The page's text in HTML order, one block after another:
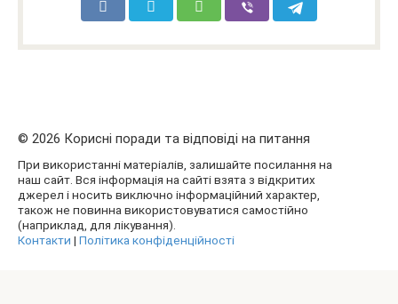
© 2026 Корисні поради та відповіді на питання
При використанні матеріалів, залишайте посилання на
наш сайт. Вся інформація на сайті взята з відкритих
джерел і носить виключно інформаційний характер,
також не повинна використовуватися самостійно
(наприклад, для лікування).
Контакти | Політика конфіденційності